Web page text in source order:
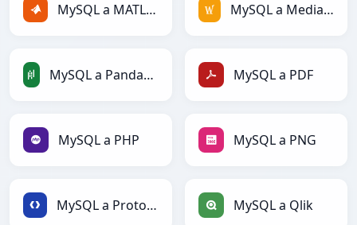
MySQL a MATLAB MySQL a MediaWiki
MySQL a PandasDataFrame MySQL a PDF
MySQL a PHP MySQL a PNG
MySQL a Protobuf MySQL a Qlik